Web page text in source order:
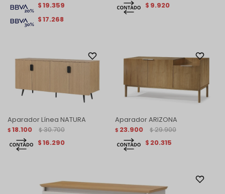
$17.268
$19.359 $ 9.920
Aparador Línea NATURA
$ 18.100 $ 30.700
$16.290
Aparador ARIZONA
$ 23.900 $ 29.900
$ 20.315